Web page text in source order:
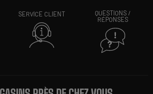
SERVICE CLIENT
QUESTIONS /
RÉPONSES